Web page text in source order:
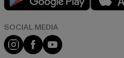
Instagram
FacebookYouTube